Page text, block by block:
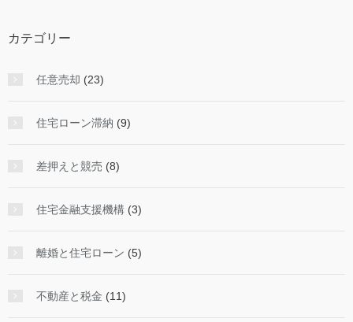
カテゴリー
任意売却 (23)
住宅ローン滞納 (9)
差押えと競売 (8)
住宅金融支援機構 (3)
離婚と住宅ローン (5)
不動産と税金 (11)